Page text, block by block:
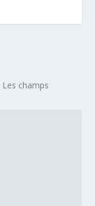
Les champs